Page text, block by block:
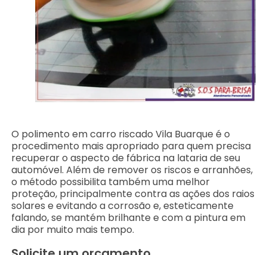
O polimento em carro riscado Vila Buarque é o
procedimento mais apropriado para quem precisa
recuperar o aspecto de fábrica na lataria de seu
automóvel. Além de remover os riscos e arranhões,
o método possibilita também uma melhor
proteção, principalmente contra as ações dos raios
solares e evitando a corrosão e, esteticamente
falando, se mantém brilhante e com a pintura em
dia por muito mais tempo.